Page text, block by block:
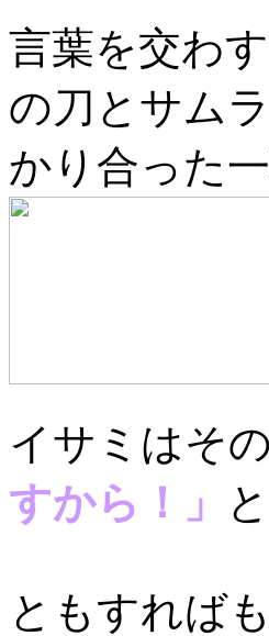
言葉を交わ
の刀とサム
かり合った
イサミはそ
すから！」
ともすれば